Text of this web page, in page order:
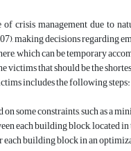
crisis management due to
making decisions regarding
which can be temporary
victims that should be the
includes the following
on some constraints, such as
each building block, located in
each building block in an